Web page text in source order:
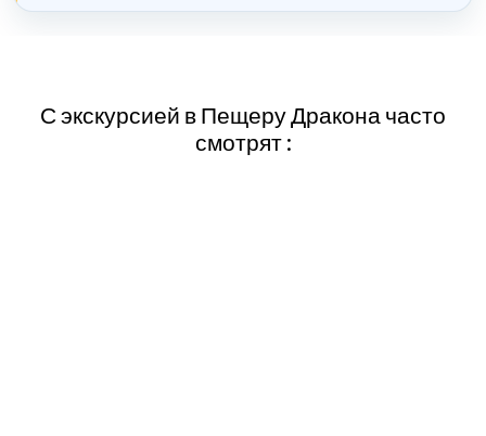
С экскурсией в Пещеру Дракона часто
смотрят :